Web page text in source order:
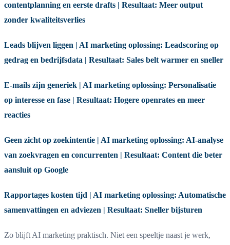
contentplanning en eerste drafts | Resultaat: Meer output
zonder kwaliteitsverlies
Leads blijven liggen | AI marketing oplossing: Leadscoring op
gedrag en bedrijfsdata | Resultaat: Sales belt warmer en sneller
E-mails zijn generiek | AI marketing oplossing: Personalisatie
op interesse en fase | Resultaat: Hogere openrates en meer
reacties
Geen zicht op zoekintentie | AI marketing oplossing: AI-analyse
van zoekvragen en concurrenten | Resultaat: Content die beter
aansluit op Google
Rapportages kosten tijd | AI marketing oplossing: Automatische
samenvattingen en adviezen | Resultaat: Sneller bijsturen
Zo blijft AI marketing praktisch. Niet een speeltje naast je werk,